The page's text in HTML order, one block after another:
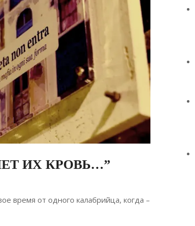
ИХ КРОВЬ…”
время от одного калабрийца, когда –